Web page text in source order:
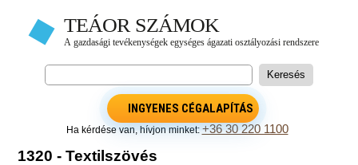
INGYENES CÉGALAPÍTÁS
Ha kérdése van, hívjon minket:+36 30 220 1100
1320 - Textilszövés